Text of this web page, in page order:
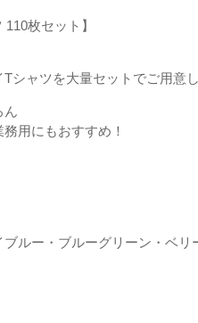
枚セット】
シャツを大量セットでご用意
ん
用にもおすすめ！
ルー・ブルーグリーン・ベリ